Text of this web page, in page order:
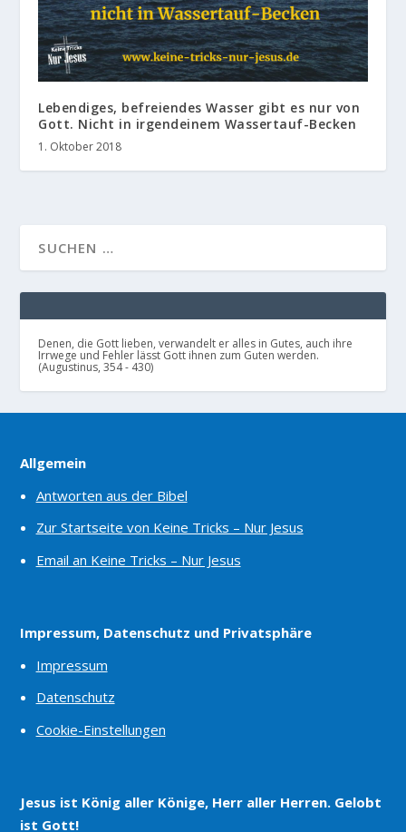
Lebendiges, befreiendes Wasser gibt es nur von
Gott. Nicht in irgendeinem Wassertauf-Becken
1. Oktober 2018
Denen, die Gott lieben, verwandelt er alles in Gutes, auch ihre
Irrwege und Fehler lässt Gott ihnen zum Guten werden.
(Augustinus, 354 - 430)
Allgemein
Antworten aus der Bibel
Zur Startseite von Keine Tricks – Nur Jesus
Email an Keine Tricks – Nur Jesus
Impressum, Datenschutz und Privatsphäre
Impressum
Datenschutz
Cookie-Einstellungen
Jesus ist König aller Könige, Herr aller Herren. Gelobt
ist Gott!